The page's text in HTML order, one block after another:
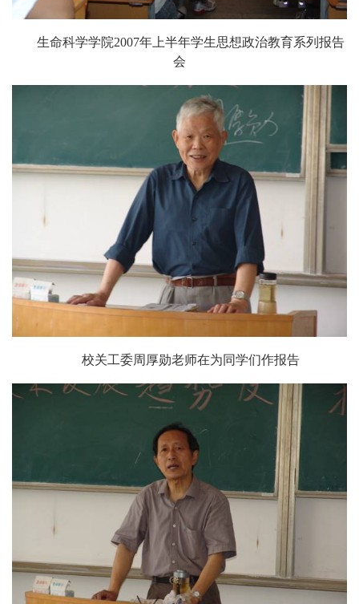
生命科学学院2007年上半年学生思想政治教育系列报告
会
校关工委周厚勋老师在为同学们作报告